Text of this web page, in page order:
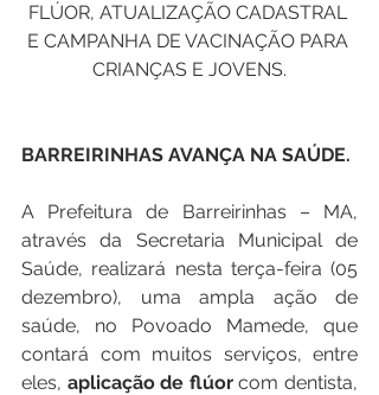
FLÚOR, ATUALIZAÇÃO CADASTRAL
E CAMPANHA DE VACINAÇÃO PARA
CRIANÇAS E JOVENS.
BARREIRINHAS AVANÇA NA SAÚDE.
A Prefeitura de Barreirinhas – MA,
através da Secretaria Municipal de
Saúde, realizará nesta terça-feira (05
dezembro), uma ampla ação de
saúde, no Povoado Mamede, que
contará com muitos serviços, entre
eles, aplicação de flúor